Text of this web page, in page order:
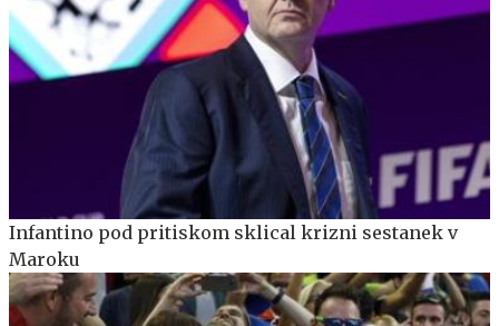
Infantino pod pritiskom sklical krizni sestanek v
Maroku